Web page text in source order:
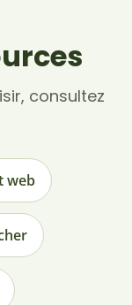
consultez
web